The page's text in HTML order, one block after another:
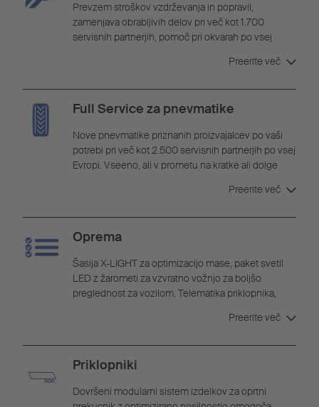
Prevzem stroškov vzdrževanja in popravil,
zamenjava obrabljivih delov pri več kot 1.700
servisnih partnerjih, pomoč pri okvarah po vsej
Cargobull, neomejeno število kilometrovPreerite več
Full Service za pnevmatike
Nove pnevmatike priznanih proizvajalcev po vaši
potrebi pri več kot 2.500 servisnih partnerjih po vsej
Evropi. Vseeno, ali v prometu na kratke ali dolge
garancijo plačila in potekom prek Schmitz
defektov pnevmatik.
Preerite več
Oprema
Šasija X-LIGHT za optimizacijo mase, paket svetil
LED z žarometi za vzvratno vožnjo za boljšo
preglednost za vozilom. Telematika priklopnika,
tlaka v pnevmatikah zmanjšujejo obrabo inPreerite več
Priklopniki
Dovršeni modularni sistem izdelkov za oprtni